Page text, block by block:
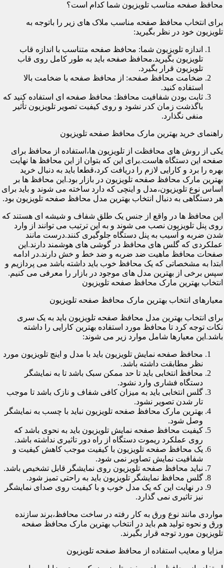
محافظ صفحه مناسب تلویزیون شما کدام است؟
برای انتخاب محافظ صفحه مناسب ملاک های زیر را باتوجه به
تلویزیون خود در نظر بگیرید:
اندازه تلویزیون شما: محافظ صفحه متناسب با اندازه قاب
تلویزیون بگیرید.محافظ صفحه باید به طور کامل روی قاب
تلویزیون قرار بگیرد.
ضخامت محافظ صفحه: از محافظ صفحه با ضخامت بالا
استفاده کنید.
ثابت بودن شفافیت محافظ: محافظ صفحه ای استفاده کنید که
باگذشت زمان کدر نشود و روی کیفیت تصویر تلویزیون تأثیر
منفی نگذارد.
راهنمای خرید بهترین مارک محافظ صفحه تلویزیون
یکی از روش های محافظت از تلویزیون ها،استفاده از محافظ برای
صفحه این دستگاه هاست.برای این که بتوان از این محافظ ها نهایت
بهره را برد و کارایی لازم را دریافت کرد،قطعا باید به دنبال خرید
بهترین مارک محافظ صفحه تلویزیون در بازار بود.این محافظ ها بر
اساس نوع تلویزیون،مدل و اینچی که دارد ساخته می شوند و باید برای
هر دستگاهی به دنبال انتخاب بهترین مدل محافظ صفحه تلویزیون بود.
این محافظ ها در واقع از جنس یک طلق شفاف و شیشه ای هستند که
روی پنل تلویزیون نصب می شوند و به این ترتیب می توانند از وارد
شدن ضربه و آسیب به پنل دستگاه جلوگیری کنند.درست مانند
عملکردی که گلس های محافظ در گوشی های هوشمند دارند.این
صفحات محافظ ماهیت ضد ضربه و ضد خط و خش دارند.در ادامه
ابتدا به مشخصاتی که یک محافظ خوب باید داشته باشد می پردازیم و
سپس برخی از بهترین مدل های موجود در بازار را معرفی می کنیم.
انتخاب بهترین مارک محافظ صفحه تلویزیون
معیارهای انتخاب بهترین مارک محافظ صفحه تلویزیون
برای انتخاب بهترین مدل محافظ صفحه تلویزیون باید به یک سری
نکات توجه کرد تا محافظ مورد استفاده بهترین کارایی را داشته
باشد.این معیارها شامل موارد زیر می شوند:
محافظ صفحه نمایش تلویزیون باید با مدل و اینچ تلویزیون مورد
نظر مطابقت داشته باشد.
محافظ انتخابی باید تا حد ممکن سبک باشد تا به نمایشگر
دستگاه فشاری وارد نشود.
گلس انتخابی باید به میزان کافی شفاف و نازک باشد تا موجب
تار شدن تصویر نشود.
بهترین مارک محافظ صفحه تلویزیون نباید با چسب به نمایشگر
وصل شود.
کیفیت محافظ صفحه نمایش تلویزیون باید به نحوی باشد که
روی عملکرد ریموت دستگاه از راه دور تاثیری نداشته باشد.
یک محافظ صفحه تلویزیون با کیفیت موجب کاهش کیفیت و
شفافیت نمایش تصاویر نمی شود.
نباید محافظ صفحه تلویزیون روی نمایشگر قابل تشخیص باشد.
گلس محافظ نمایشگر تلویزیون باید به راحتی تمیز شود.
در نهایت این که یک مدل خوب و با کیفیت روی صدای نمایشگر
نیز تاثیری نمی گذارد.
مواردی مانند نوع ورق به کار رفته در ساخت محافظ،برند سازنده
ورق و نحوه تولید هم باید در انتخاب بهترین مارک محافظ صفحه
تلویزیون مورد توجه قرار بگیرند.
مزایا و معایب استفاده از محافظ صفحه تلویزیون